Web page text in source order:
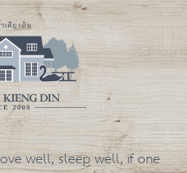
well, sleep well, if one